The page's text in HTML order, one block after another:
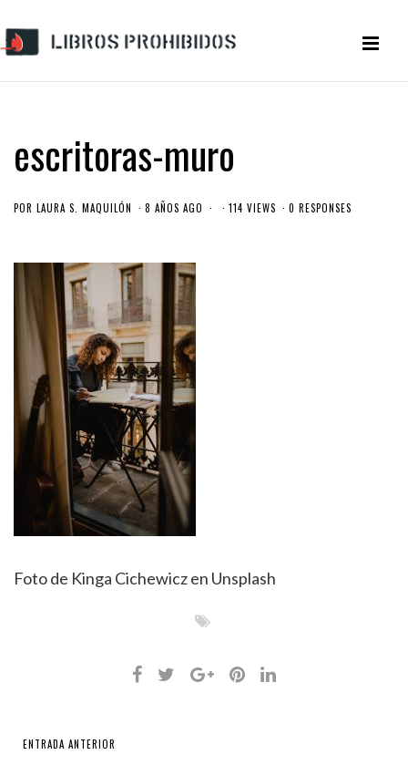
escritoras-muro
POR LAURA S. MAQUILÓN 8 AÑOS AGO 114 VIEWS 0 RESPONSES
Foto de Kinga Cichewicz en Unsplash
ENTRADA ANTERIOR